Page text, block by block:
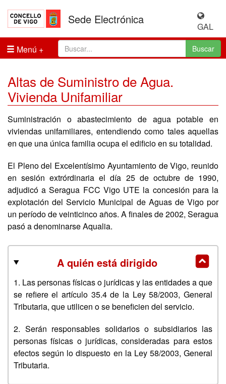
Sede Electrónica
GAL
Menú
Buscar
Altas de Suministro de Agua.
Vivienda Unifamiliar
Suministración o abastecimiento de agua potable en
viviendas unifamiliares, entendiendo como tales aquellas
en que una única familia ocupa el edificio en su totalidad.
El Pleno del Excelentísimo Ayuntamiento de Vigo, reunido
en sesión extrórdinaria el día 25 de octubre de 1990,
adjudicó a Seragua FCC Vigo UTE la concesión para la
explotación del Servicio Municipal de Aguas de Vigo por
un período de veinticinco años. A finales de 2002, Seragua
pasó a denominarse Aqualia.
A quién está dirigido
1. Las personas físicas o jurídicas y las entidades a que
se refiere el artículo 35.4 de la Ley 58/2003, General
Tributaria, que utilicen o se beneficien del servicio.
2. Serán responsables solidarios o subsidiarios las
personas físicas o jurídicas, consideradas para estos
efectos según lo dispuesto en la Ley 58/2003, General
Tributaria.